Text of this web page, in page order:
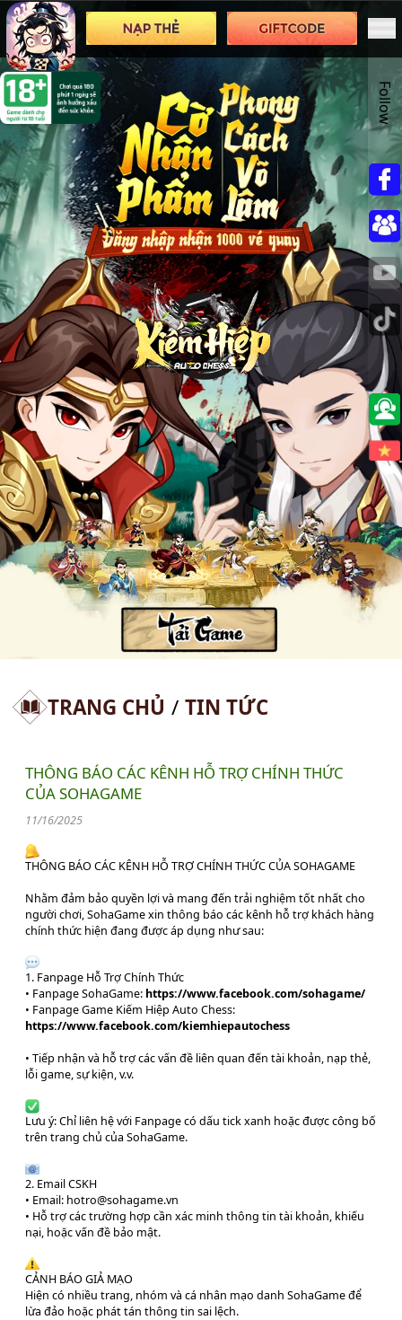
TRANG CHỦ / TIN TỨC
THÔNG BÁO CÁC KÊNH HỖ TRỢ CHÍNH THỨC
CỦA SOHAGAME
11/16/2025
THÔNG BÁO CÁC KÊNH HỖ TRỢ CHÍNH THỨC CỦA SOHAGAME
Nhằm đảm bảo quyền lợi và mang đến trải nghiệm tốt nhất cho
người chơi, SohaGame xin thông báo các kênh hỗ trợ khách hàng
chính thức hiện đang được áp dụng như sau:
1. Fanpage Hỗ Trợ Chính Thức
• Fanpage SohaGame: https://www.facebook.com/sohagame/
• Fanpage Game Kiếm Hiệp Auto Chess:
https://www.facebook.com/kiemhiepautochess
• Tiếp nhận và hỗ trợ các vấn đề liên quan đến tài khoản, nạp thẻ,
lỗi game, sự kiện, v.v.
Lưu ý: Chỉ liên hệ với Fanpage có dấu tick xanh hoặc được công bố
trên trang chủ của SohaGame.
2. Email CSKH
• Email: hotro@sohagame.vn
• Hỗ trợ các trường hợp cần xác minh thông tin tài khoản, khiếu
nại, hoặc vấn đề bảo mật.
CẢNH BÁO GIẢ MẠO
Hiện có nhiều trang, nhóm và cá nhân mạo danh SohaGame để
lừa đảo hoặc phát tán thông tin sai lệch.
Follow
🇻🇳